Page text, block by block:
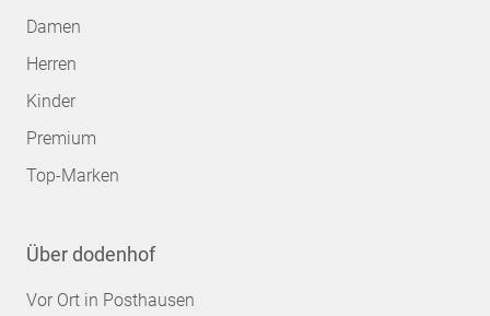
Damen
Herren
Kinder
Premium
Top-Marken
Über dodenhof
Vor Ort in Posthausen